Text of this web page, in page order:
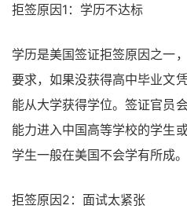
拒签原因1：学历不达标
学历是美国签证拒签原因之一
要求，如果没获得高中毕业文
能从大学获得学位。签证官员
能力进入中国高等学校的学生
学生一般在美国不会学有所成。
拒签原因2：面试太紧张